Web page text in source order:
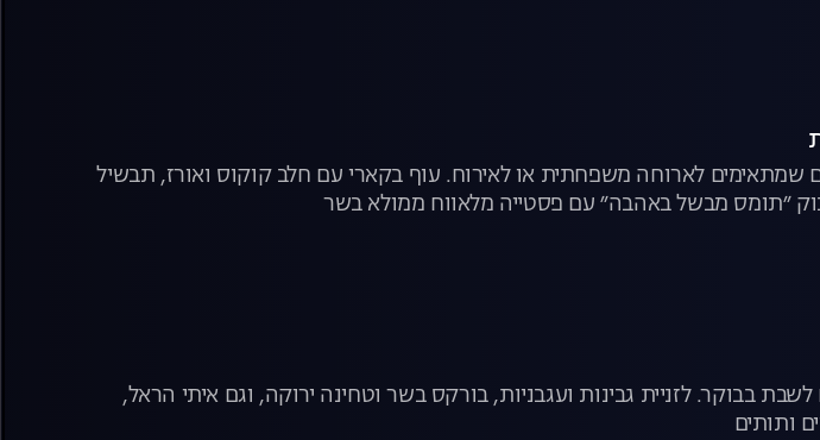
שמתאימים לארוחה משפחתית או לאירוח. עוף בקארי עם חלב קוקוס ואורז, תבשיל
״תומס מבשל באהבה״ עם פסטייה מלאווח ממולא בשר
לשבת בבוקר. לזניית גבינות ועגבניות, בורקס בשר וטחינה ירוקה, וגם איתי הראל,
ותותים